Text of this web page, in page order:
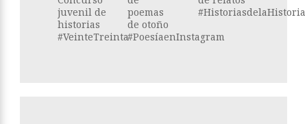
juvenil de
historias
#VeinteTreinta
poemas
de otoño
#PoesíaenInstagram
#HistoriasdelaHistoria